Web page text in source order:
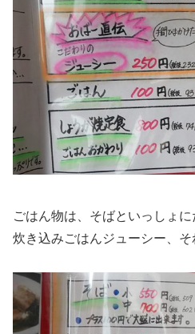
ごはん物は、そばといっしょ
炊き込みごはんジューシー、そ